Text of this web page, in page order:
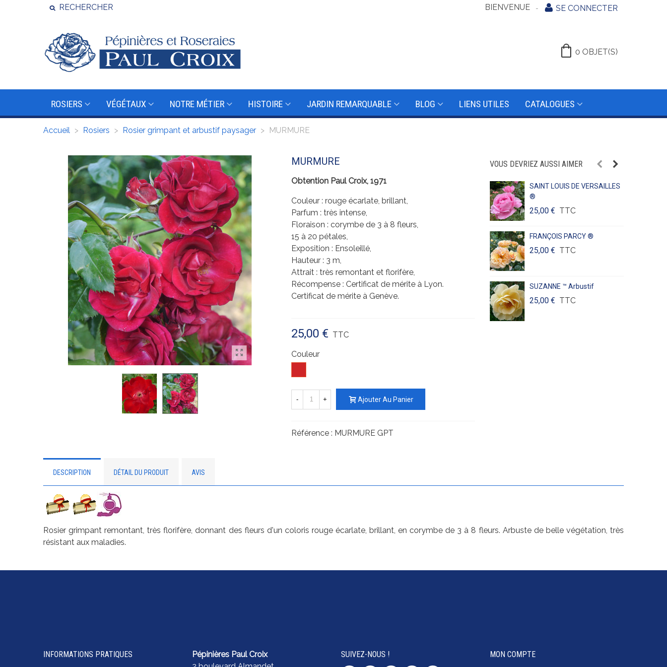
RECHERCHER BIENVENUE SE CONNECTER
0 OBJET(S)
ROSIERS VÉGÉTAUX NOTRE MÉTIER HISTOIRE JARDIN REMARQUABLE BLOG LIENS UTILES CATALOGUES
Accueil > Rosiers > Rosier grimpant et arbustif paysager > MURMURE
MURMURE
Obtention Paul Croix, 1971
Couleur : rouge écarlate, brillant,
Parfum : très intense,
Floraison : corymbe de 3 à 8 fleurs,
15 à 20 pétales,
Exposition : Ensoleillé,
Hauteur : 3 m,
Attrait : très remontant et florifère,
Récompense : Certificat de mérite à Lyon.
Certificat de mérite à Genève.
25,00 € TTC
Couleur
- + Ajouter Au Panier
Référence : MURMURE GPT
VOUS DEVRIEZ AUSSI AIMER
SAINT LOUIS DE VERSAILLES
®
25,00 € TTC
FRANÇOIS PARCY ®
25,00 € TTC
SUZANNE ™ Arbustif
25,00 € TTC
DESCRIPTION DÉTAIL DU PRODUIT AVIS
Rosier grimpant remontant, très florifère, donnant des fleurs d'un coloris rouge écarlate, brillant, en corymbe de 3 à 8 fleurs. Arbuste de belle végétation, très
résistant aux maladies.
INFORMATIONS PRATIQUES
Pépinières Paul Croix
SUIVEZ-NOUS ! MON COMPTE